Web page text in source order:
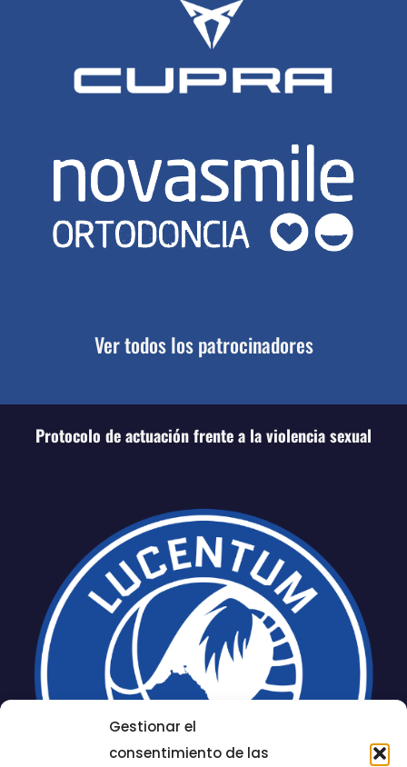
Gestionar el
consentimiento de las
Ver todos los patrocinadores
Protocolo de actuación frente a la violencia sexual